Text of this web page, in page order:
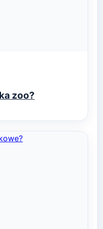
zoo?